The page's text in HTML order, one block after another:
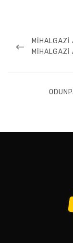
gezinmesi
PREVIOUS
POST
MIHALGAZI
MIHALGAZI
NEXT